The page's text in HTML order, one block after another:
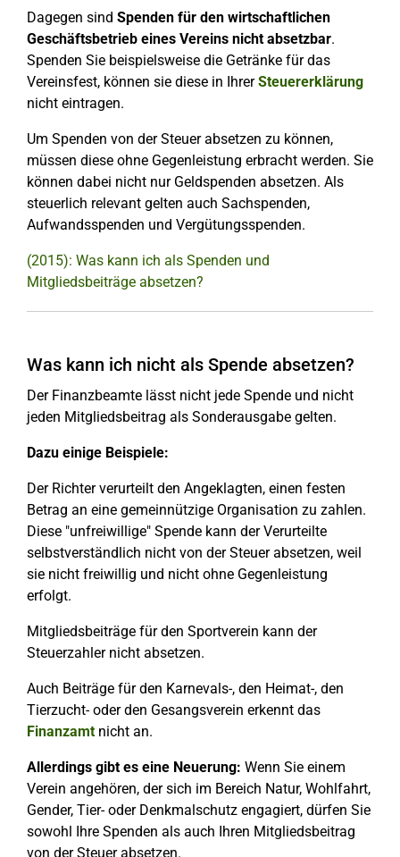
Dagegen sind Spenden für den wirtschaftlichen
Geschäftsbetrieb eines Vereins nicht absetzbar.
Spenden Sie beispielsweise die Getränke für das
Vereinsfest, können sie diese in IhrerSteuererklärung
nicht eintragen.
Um Spenden von der Steuer absetzen zu können,
müssen diese ohne Gegenleistung erbracht werden. Sie
können dabei nicht nur Geldspenden absetzen. Als
steuerlich relevant gelten auch Sachspenden,
Aufwandsspenden und Vergütungsspenden.
(2015): Was kann ich als Spenden und
Mitgliedsbeiträge absetzen?
Was kann ich nicht als Spende absetzen?
Der Finanzbeamte lässt nicht jede Spende und nicht
jeden Mitgliedsbeitrag als Sonderausgabe gelten.
Dazu einige Beispiele:
Der Richter verurteilt den Angeklagten, einen festen
Betrag an eine gemeinnützige Organisation zu zahlen.
Diese "unfreiwillige" Spende kann der Verurteilte
selbstverständlich nicht von der Steuer absetzen, weil
sie nicht freiwillig und nicht ohne Gegenleistung
erfolgt.
Mitgliedsbeiträge für den Sportverein kann der
Steuerzahler nicht absetzen.
Auch Beiträge für den Karnevals-, den Heimat-, den
Tierzucht- oder den Gesangsverein erkennt das
Finanzamtnicht an.
Allerdings gibt es eine Neuerung: Wenn Sie einem
Verein angehören, der sich im Bereich Natur, Wohlfahrt,
Gender, Tier- oder Denkmalschutz engagiert, dürfen Sie
sowohl Ihre Spenden als auch Ihren Mitgliedsbeitrag
von der Steuer absetzen.